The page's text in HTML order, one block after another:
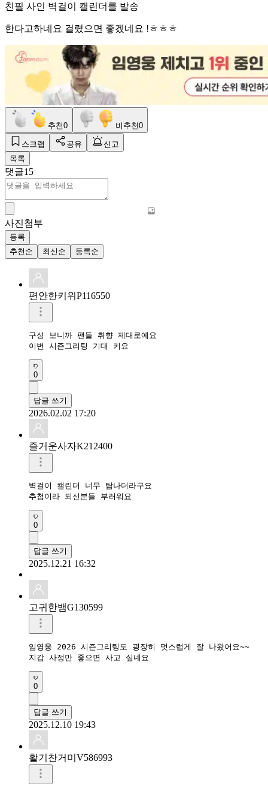
친필 사인 벽걸이 캘린더를 발송
한다고하네요 걸렸으면 좋겠네요 !ㅎㅎㅎ
추천0 비추천0
스크랩 공유
신고
목록
댓글15
사진첨부
등록
추천순
최신순 등록순
편안한키위P116550
구성 보니까 팬들 취향 제대로예요
이번 시즌그리팅 기대 커요
0
답글 쓰기
2026.02.02 17:20
즐거운사자K212400
벽걸이 캘린더 너무 탐나더라구요
추첨이라 되신분들 부러워요
0
답글 쓰기
2025.12.21 16:32
고귀한뱀G130599
임영웅 2026 시즌그리팅도 굉장히 멋스럽게 잘 나왔어요~~
0
답글 쓰기
2025.12.10 19:43
활기찬거미V586993